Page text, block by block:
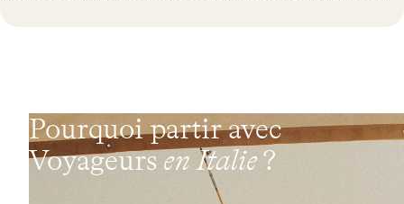
Pourquoi partir avec
Voyageursen Italie?